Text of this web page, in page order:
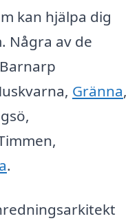
kan hjälpa dig
Några av de
Gränna,
.